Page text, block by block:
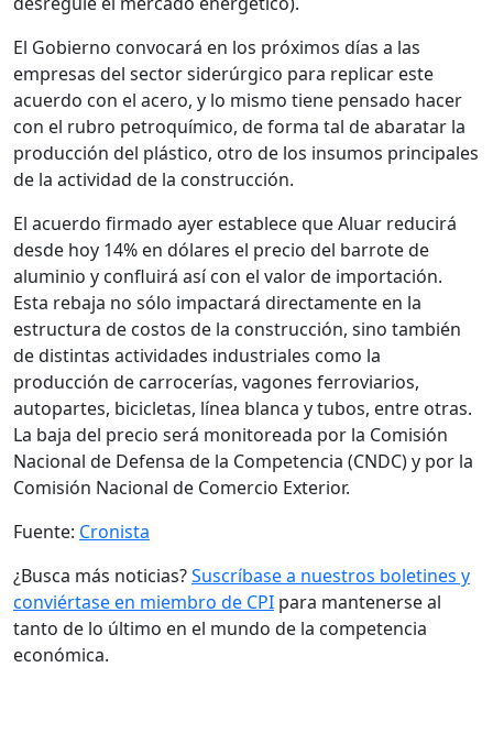
El Gobierno convocará en los próximos días a las
empresas del sector siderúrgico para replicar este
acuerdo con el acero, y lo mismo tiene pensado hacer
con el rubro petroquímico, de forma tal de abaratar la
producción del plástico, otro de los insumos principales
de la actividad de la construcción.
El acuerdo firmado ayer establece que Aluar reducirá
desde hoy 14% en dólares el precio del barrote de
aluminio y confluirá así con el valor de importación.
Esta rebaja no sólo impactará directamente en la
estructura de costos de la construcción, sino también
de distintas actividades industriales como la
producción de carrocerías, vagones ferroviarios,
autopartes, bicicletas, línea blanca y tubos, entre otras.
La baja del precio será monitoreada por la Comisión
Nacional de Defensa de la Competencia (CNDC) y por la
Comisión Nacional de Comercio Exterior.
Fuente: Cronista
¿Busca más noticias?Suscríbase a nuestros boletines y
conviértase en miembro de CPI para mantenerse al
tanto de lo último en el mundo de la competencia
económica.